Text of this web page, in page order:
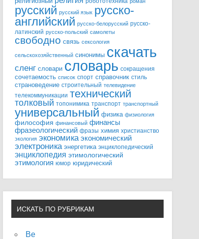
русский русский язык русско-
английский русско-белорусский русско-
латинский русско-польский самолеты
свободно связь сексология
сельскохозяйственный синонимы скачать
сленг словари словарь сокращения
сочетаемость список спорт справочник стиль
страноведение строительный телевидение
телекоммуникации технический
толковый топонимика транспорт транспортный
универсальный физика физиология
философия финансовый финансы
фразеологический фразы химия христианство
экология экономика экономический
электроника энергетика энциклопедический
энциклопедия этимологический
этимология юмор юридический
ИСКАТЬ ПО РУБРИКАМ
Be